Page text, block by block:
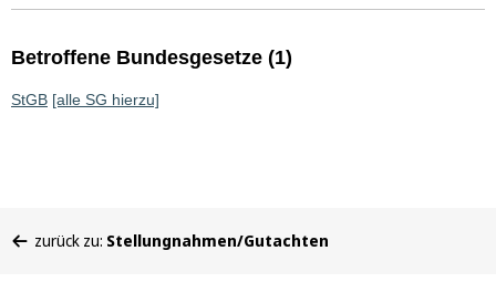
Betroffene Bundesgesetze (1)
StGB [alle SG hierzu]
befinden
zurück zu: Stellungnahmen/Gutachten